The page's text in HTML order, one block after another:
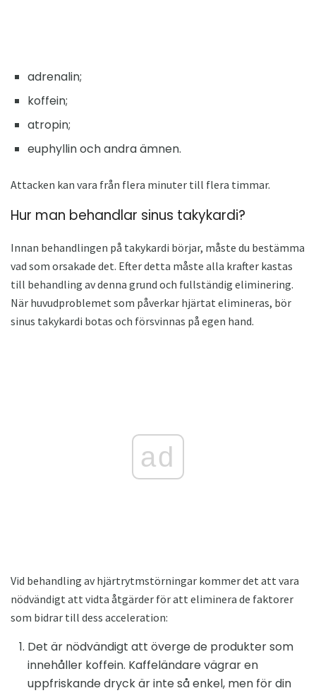
adrenalin;
koffein;
atropin;
euphyllin och andra ämnen.
Attacken kan vara från flera minuter till flera timmar.
Hur man behandlar sinus takykardi?
Innan behandlingen på takykardi börjar, måste du bestämma
vad som orsakade det. Efter detta måste alla krafter kastas
till behandling av denna grund och fullständig eliminering.
När huvudproblemet som påverkar hjärtat elimineras, bör
sinus takykardi botas och försvinnas på egen hand.
ad
Vid behandling av hjärtrytmstörningar kommer det att vara
nödvändigt att vidta åtgärder för att eliminera de faktorer
som bidrar till dess acceleration:
Det är nödvändigt att överge de produkter som
innehåller koffein. Kaffeländare vägrar en
uppfriskande dryck är inte så enkel, men för din